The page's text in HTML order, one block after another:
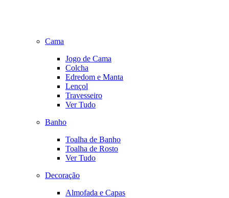
Cama
Jogo de Cama
Colcha
Edredom e Manta
Lençol
Travesseiro
Ver Tudo
Banho
Toalha de Banho
Toalha de Rosto
Ver Tudo
Decoração
Almofada e Capas